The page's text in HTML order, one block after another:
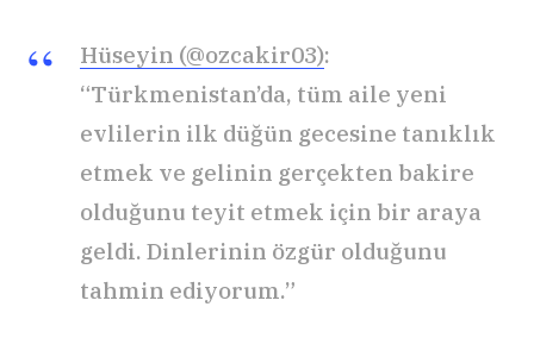
Hüseyin (@ozcakir03):
“Türkmenistan’da, tüm aile yeni
evlilerin ilk düğün gecesine tanıklık
etmek ve gelinin gerçekten bakire
olduğunu teyit etmek için bir araya
geldi. Dinlerinin özgür olduğunu
tahmin ediyorum.”